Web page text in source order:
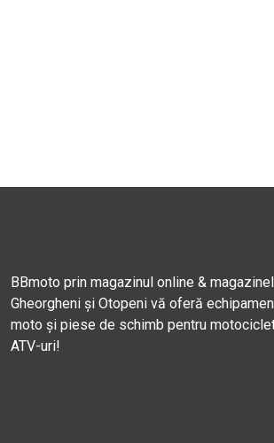
BBmoto prin magazinul online &
Gheorgheni și Otopeni vă oferă
moto și piese de schimb pentru
ATV-uri!